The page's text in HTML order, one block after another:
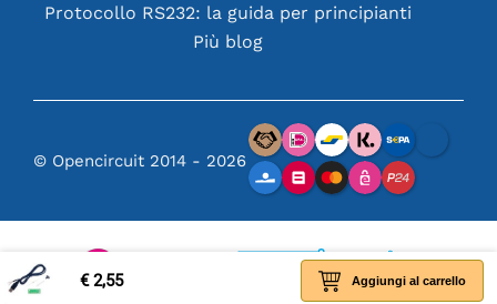
€ 2,55 Aggiungi al carrello
Protocollo RS232: la guida per principianti
Più blog
© Opencircuit 2014 - 2026